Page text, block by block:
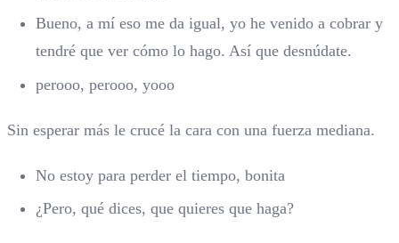
Bueno, a mí eso me da igual, yo he venido a cobrar y
tendré que ver cómo lo hago. Así que desnúdate.
perooo, perooo, yooo
Sin esperar más le crucé la cara con una fuerza mediana.
No estoy para perder el tiempo, bonita
¿Pero, qué dices, que quieres que haga?